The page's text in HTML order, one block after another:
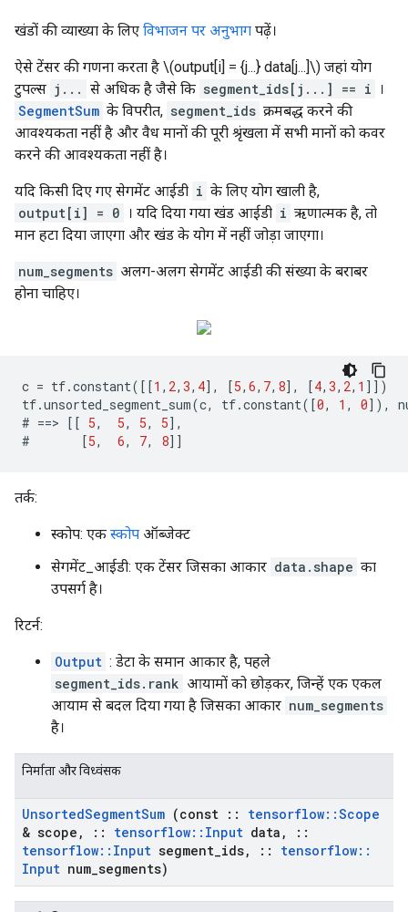
खंडों की व्याख्या के लिए विभाजन पर अनुभाग पढ़ें।
ऐसे टेंसर की गणना करता है \(output[i] = {j...} data[j...]\) जहां योग
टुपल्स j... से अधिक है जैसे कि segment_ids[j...] == i
।
SegmentSum के विपरीत, segment_ids क्रमबद्ध करने की
आवश्यकता नहीं है और वैध मानों की पूरी श्रृंखला में सभी मानों को कवर
करने की आवश्यकता नहीं है।
यदि किसी दिए गए सेगमेंट आईडी i के लिए योग खाली है,
output[i] = 0
। यदि दिया गया खंड आईडी i ऋणात्मक है, तो
मान हटा दिया जाएगा और खंड के योग में नहीं जोड़ा जाएगा।
num_segments अलग-अलग सेगमेंट आईडी की संख्या के बराबर
होना चाहिए।
c = tf.constant([[1 , 2, 3, 4], [5, 6, 7, 8], [4, 3, 2, 1 ]])
tf.unsorted_segment_sum(c, tf.constant([0, 1 , 0]),
# ==> [[ 5, 5, 5, 5],
#
[5, 6, 7, 8]]
तर्क:
स्कोप: एक स्कोप ऑब्जेक्ट
सेगमेंट_आईडी: एक टेंसर जिसका आकार data.shape का
उपसर्ग है।
रिटर्न:
Output : डेटा के समान आकार है, पहले
segment_ids.rank आयामों को छोड़कर, जिन्हें एक एकल
आयाम से बदल दिया गया है जिसका आकार num_segments
है।
निर्माता और विध्वंसक
UnsortedSegmentSum (const :: tensorflow::Scope
& scope , :: tensorflow:: Input data ,
::
tensorflow:: Input segment ids, :: tensorflow::
Input num segments)